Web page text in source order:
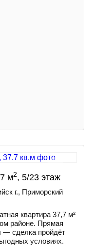
м2, 5/23 этаж
г., Приморский
квартира 37,7 м²
районе. Прямая
— сделка пройдёт
условиях.